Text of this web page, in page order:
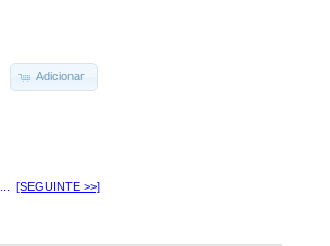
Adicionar
[SEGUINTE >>]